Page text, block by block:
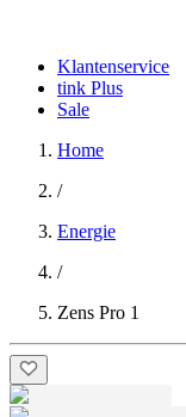
Klantenservice
tink Plus
Sale
Home
/
Energie
/
Zens Pro 1